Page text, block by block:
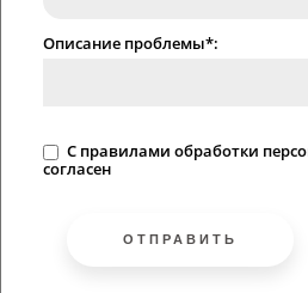
Описание проблемы*:
C правилами обработки
согласен
ОТПРАВИТЬ